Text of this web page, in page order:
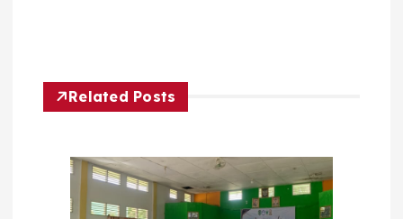
Related Posts